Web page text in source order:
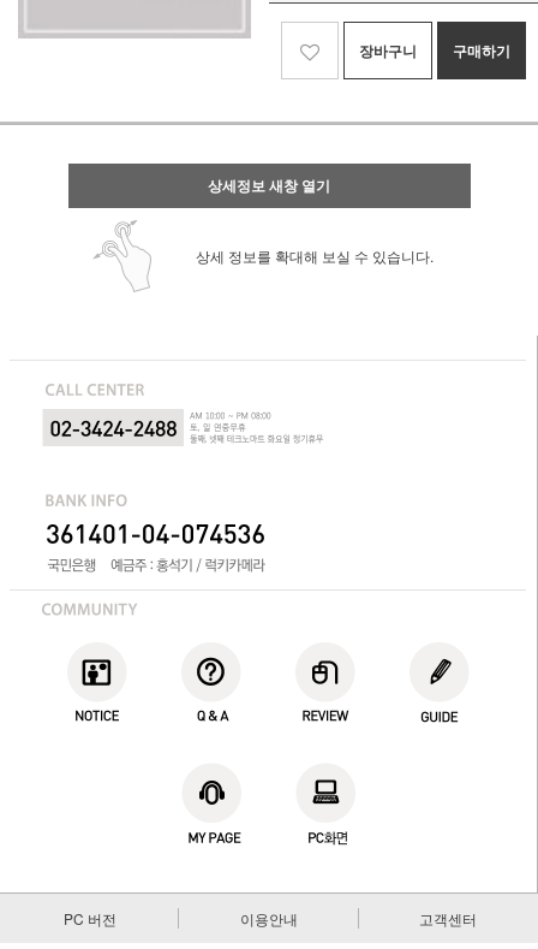
장바구니 구매하기
상세정보 새창 열기
상세 정보를 확대해 보실 수 있습니다.
PC 버전 이용안내 고객센터